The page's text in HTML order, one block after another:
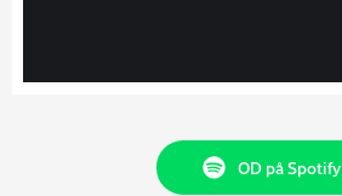
OD på Spotify